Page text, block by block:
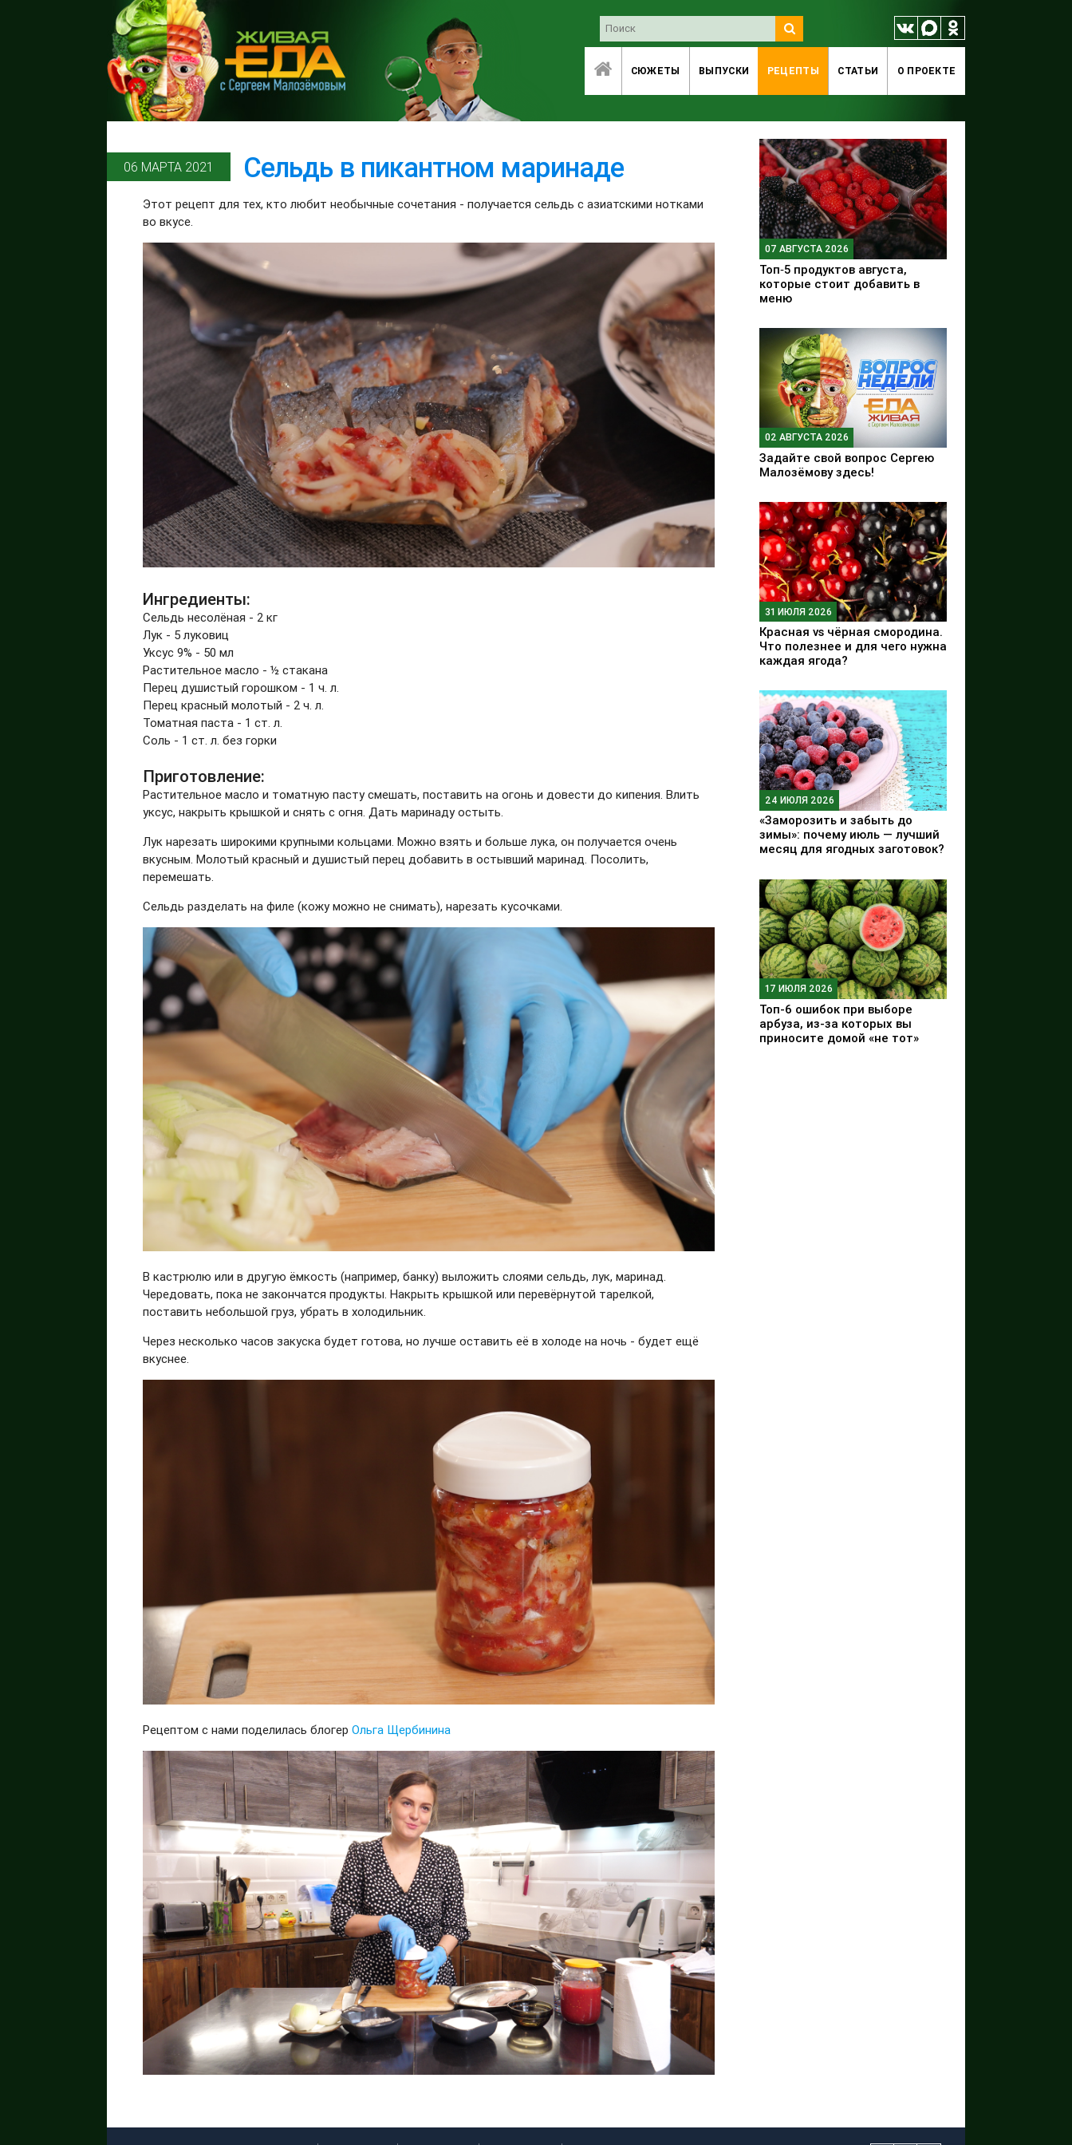
СЮЖЕТЫ ВЫПУСКИ РЕЦЕПТЫ СТАТЬИ O ПРОЕКТЕ
06 МАРТА 2021 Сельдь в пикантном маринаде
Этот рецепт для тех, кто любит необычные сочетания - получается сельдь с азиатскими нотками
во вкусе.
Ингредиенты:
Сельдь несолёная - 2 кг
Лук - 5 луковиц
Уксус 9% - 50 мл
Растительное масло - ½ стакана
Перец душистый горошком - 1 ч. л.
Перец красный молотый - 2 ч. л.
Томатная паста - 1 ст. л.
Соль - 1 ст. л. без горки
Приготовление:
Растительное масло и томатную пасту смешать, поставить на огонь и довести до кипения. Влить
уксус, накрыть крышкой и снять с огня. Дать маринаду остыть.
Лук нарезать широкими крупными кольцами. Можно взять и больше лука, он получается очень
вкусным. Молотый красный и душистый перец добавить в остывший маринад. Посолить,
перемешать.
Сельдь разделать на филе (кожу можно не снимать), нарезать кусочками.
В кастрюлю или в другую ёмкость (например, банку) выложить слоями сельдь, лук, маринад.
Чередовать, пока не закончатся продукты. Накрыть крышкой или перевёрнутой тарелкой,
поставить небольшой груз, убрать в холодильник.
Через несколько часов закуска будет готова, но лучше оставить её в холоде на ночь - будет ещё
вкуснее.
Рецептом с нами поделилась блогерОльга Щербинина
07 АВГУСТА 2026
Топ‑5 продуктов августа,
которые стоит добавить в
меню
02 АВГУСТА 2026
Задайте свой вопрос Сергею
Малозёмову здесь!
31 ИЮЛЯ 2026
Красная vs чёрная смородина.
Что полезнее и для чего нужна
каждая ягода?
24 ИЮЛЯ 2026
«Заморозить и забыть до
зимы»: почему июль — лучший
месяц для ягодных заготовок?
17 ИЮЛЯ 2026
Топ-6 ошибок при выборе
арбуза, из-за которых вы
приносите домой «не тот»